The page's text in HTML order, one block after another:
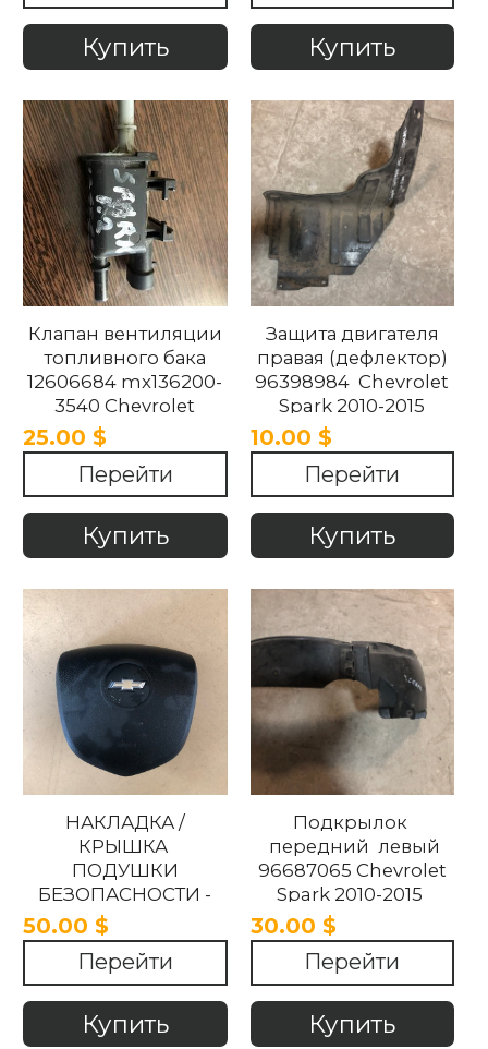
Купить Купить
Клапан вентиляции
топливного бака
12606684 mx136200-
3540 Chevrolet
Spark 2010-2015
25.00 $
Перейти
Купить
Защита двигателя
правая (дефлектор)
96398984 Chevrolet
Spark 2010-2015
10.00 $
Перейти
Купить
НАКЛАДКА /
КРЫШКА
ПОДУШКИ
БЕЗОПАСНОСТИ -
AIRBAG 95975333 Chevrolet
Spark 2010-2015
50.00 $
Перейти
Купить
Подкрылок
передний левый
96687065 Chevrolet
Spark 2010-2015
30.00 $
Перейти
Купить